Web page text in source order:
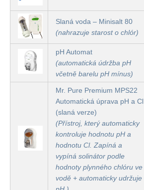
Slaná voda – Minisalt 80
(nahrazuje starost o chlór)
pH Automat
(automatická údržba pH
včetně barelu pH mínus)
Mr. Pure Premium MPS22
Automatická úprava pH a Cl
(slaná verze)
(Přístroj, který automaticky
kontroluje hodnotu pH a
hodnotu Cl. Zapíná a
vypíná solinátor podle
hodnoty plynného chlóru ve
vodě + automaticky udržuje